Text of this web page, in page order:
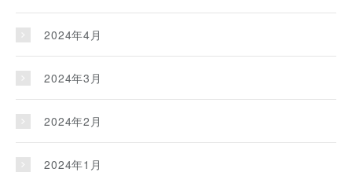
2024年4月
2024年3月
2024年2月
2024年1月